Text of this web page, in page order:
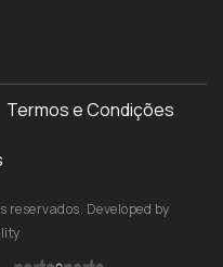
Termos e Condições
reservados. Developed by